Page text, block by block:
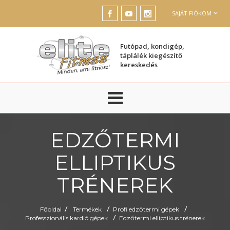
SAJÁT FIÓKOM
Futópad, kondigép,
táplálék kiegészítő
kereskedés
EDZŐTERMI
ELLIPTIKUS
TRÉNEREK
Főoldal / Termékek / Profi edzőtermi gépek /
Professzionális kardió gépek / Edzőtermi elliptikus trénerek